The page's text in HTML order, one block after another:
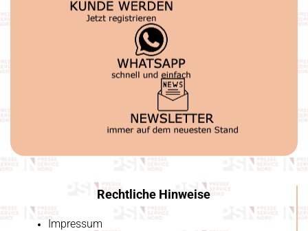
Rechtliche Hinweise
Impressum